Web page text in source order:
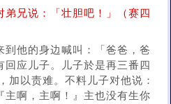
兄说：「壮胆吧！」（赛四
到他的身边喊叫：「爸爸，爸
应儿子。儿子於是再三番四
加以责难。不料儿子对他说：
主啊，主啊！』主也没有生你